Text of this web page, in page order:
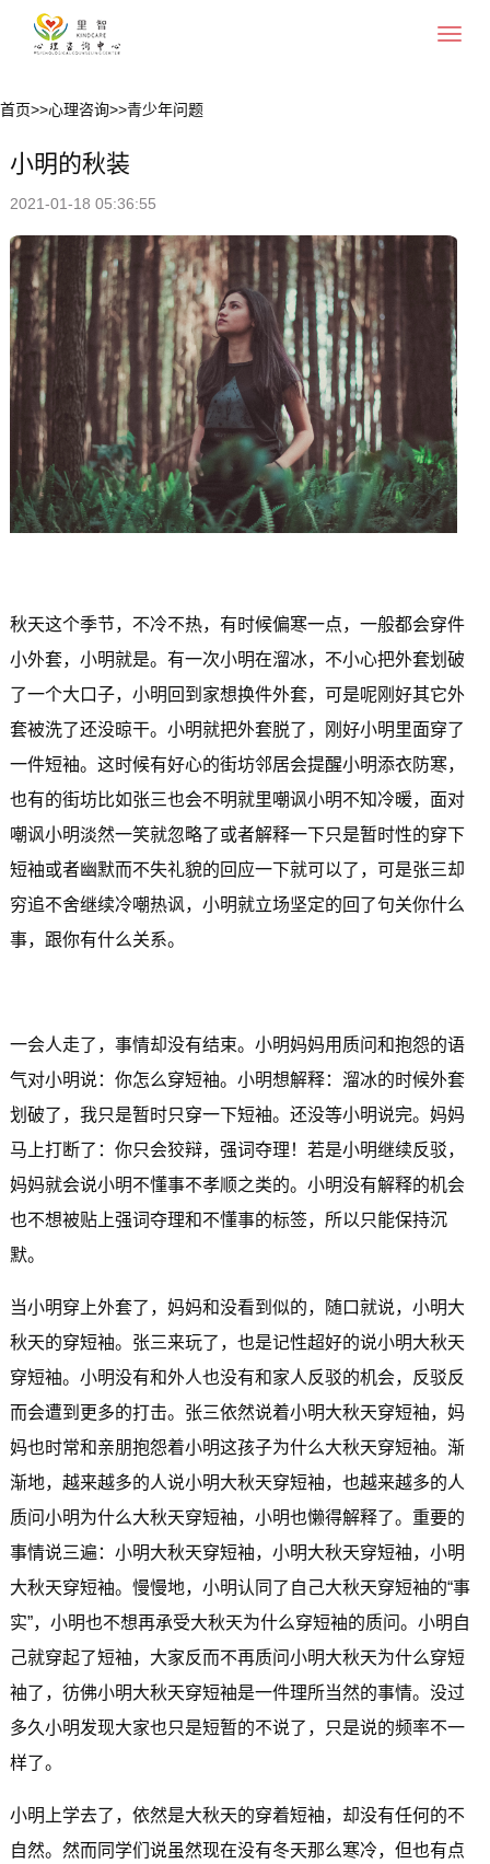
Toggle
首页>>心理咨询>>青少年问题
小明的秋装
2021-01-18 05:36:55
秋天这个季节，不冷不热，有时候偏寒一点，一般都会穿件
小外套，小明就是。有一次小明在溜冰，不小心把外套划破
了一个大口子，小明回到家想换件外套，可是呢刚好其它外
套被洗了还没晾干。小明就把外套脱了，刚好小明里面穿了
一件短袖。这时候有好心的街坊邻居会提醒小明添衣防寒，
也有的街坊比如张三也会不明就里嘲讽小明不知冷暖，面对
嘲讽小明淡然一笑就忽略了或者解释一下只是暂时性的穿下
短袖或者幽默而不失礼貌的回应一下就可以了，可是张三却
穷追不舍继续冷嘲热讽，小明就立场坚定的回了句关你什么
事，跟你有什么关系。
一会人走了，事情却没有结束。小明妈妈用质问和抱怨的语
气对小明说：你怎么穿短袖。小明想解释：溜冰的时候外套
划破了，我只是暂时只穿一下短袖。还没等小明说完。妈妈
马上打断了：你只会狡辩，强词夺理！若是小明继续反驳，
妈妈就会说小明不懂事不孝顺之类的。小明没有解释的机会
也不想被贴上强词夺理和不懂事的标签，所以只能保持沉
默。
当小明穿上外套了，妈妈和没看到似的，随口就说，小明大
秋天的穿短袖。张三来玩了，也是记性超好的说小明大秋天
穿短袖。小明没有和外人也没有和家人反驳的机会，反驳反
而会遭到更多的打击。张三依然说着小明大秋天穿短袖，妈
妈也时常和亲朋抱怨着小明这孩子为什么大秋天穿短袖。渐
渐地，越来越多的人说小明大秋天穿短袖，也越来越多的人
质问小明为什么大秋天穿短袖，小明也懒得解释了。重要的
事情说三遍：小明大秋天穿短袖，小明大秋天穿短袖，小明
大秋天穿短袖。慢慢地，小明认同了自己大秋天穿短袖的“事
实”，小明也不想再承受大秋天为什么穿短袖的质问。小明自
己就穿起了短袖，大家反而不再质问小明大秋天为什么穿短
袖了，彷佛小明大秋天穿短袖是一件理所当然的事情。没过
多久小明发现大家也只是短暂的不说了，只是说的频率不一
样了。
小明上学去了，依然是大秋天的穿着短袖，却没有任何的不
自然。然而同学们说虽然现在没有冬天那么寒冷，但也有点